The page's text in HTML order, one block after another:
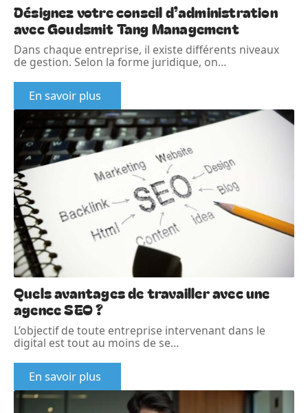
Désignez votre conseil d’administration
avec Goudsmit Tang Management
Dans chaque entreprise, il existe différents niveaux
de gestion. Selon la forme juridique, on…
En savoir plus
Quels avantages de travailler avec une
agence SEO ?
L’objectif de toute entreprise intervenant dans le
digital est tout au moins de se…
En savoir plus